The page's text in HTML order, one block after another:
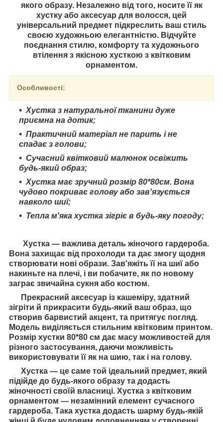
якого образу. Незалежно від того, носите її як
хустку або аксесуар для волосся, цей
універсальний предмет підкреслить ваш стиль
своєю художньою елегантністю. Відчуйте
поєднання стилю, комфорту та художнього
втілення з якісною хусткою з квітковим
орнаментом.
Особливості:
Хустка з натуральної тканини дуже
приємна на дотик;
Практичний матеріал не парить і не
спадає з голови;
Сучасний квітковий малюнок освіжить
будь-який образ;
Хустка має зручний розмір 80*80см. Вона
чудово покриває голову або зав'язується
навколо шиї;
Тепла м'яка хустка зігріє в будь-яку погоду;
Хустка — важлива деталь жіночого гардероба.
Вона захищає від прохолоди та дає змогу щодня
створювати нові образи. Зав'яжіть її на шиї або
накиньте на плечі, і ви побачите, як по новому
заграє звичайна сукня або костюм.
Прекрасний аксесуар із кашеміру, здатний
зігріти й прикрасити будь-який ваш образ, що
створив барвистий акцент, та притягує погляд.
Модель виділяється стильним квітковим принтом.
Розмір хустки 80*80 см дає масу можливостей для
різного застосування, даючи можливість
використовувати її як на шию, так і на голову.
Хустка — це саме той ідеальний предмет, який
підійде до будь-якого образу та додасть
жіночності своїй власниці. Хустка з квітковим
орнаментом — незамінний елемент сучасного
гардероба. Така хустка додасть шарму будь-якій